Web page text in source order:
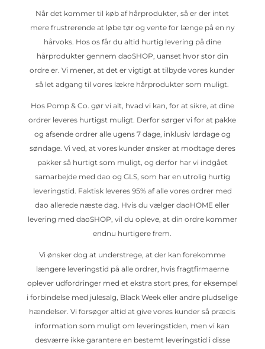
Når det kommer til køb af hårprodukter, så er der intet
mere frustrerende at løbe tør og vente for længe på en ny
hårvoks. Hos os får du altid hurtig levering på dine
hårprodukter gennem daoSHOP, uanset hvor stor din
ordre er. Vi mener, at det er vigtigt at tilbyde vores kunder
så let adgang til vores lækre hårprodukter som muligt.
Hos Pomp & Co. gør vi alt, hvad vi kan, for at sikre, at dine
ordrer leveres hurtigst muligt. Derfor sørger vi for at pakke
og afsende ordrer alle ugens 7 dage, inklusiv lørdage og
søndage. Vi ved, at vores kunder ønsker at modtage deres
pakker så hurtigt som muligt, og derfor har vi indgået
samarbejde med dao og GLS, som har en utrolig hurtig
leveringstid. Faktisk leveres 95% af alle vores ordrer med
dao allerede næste dag. Hvis du vælger daoHOME eller
levering med daoSHOP, vil du opleve, at din ordre kommer
endnu hurtigere frem.
Vi ønsker dog at understrege, at der kan forekomme
længere leveringstid på alle ordrer, hvis fragtfirmaerne
oplever udfordringer med et ekstra stort pres, for eksempel
i forbindelse med julesalg, Black Week eller andre pludselige
hændelser. Vi forsøger altid at give vores kunder så præcis
information som muligt om leveringstiden, men vi kan
desværre ikke garantere en bestemt leveringstid i disse